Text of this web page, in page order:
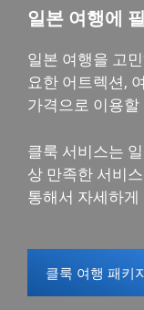
일본 여행에
일본 여행을 고
요한 어트렉션,
가격으로 이용
클룩 서비스는
상 만족한 서비
통해서 자세하
클룩 여행 패키